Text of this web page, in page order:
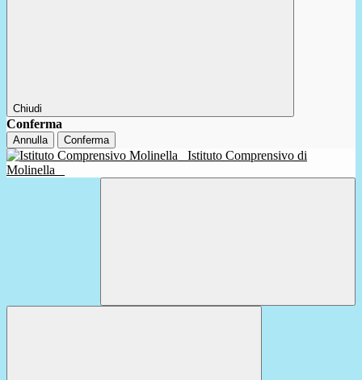
Chiudi
Conferma
Annulla Conferma
Istituto Comprensivo di
Molinella